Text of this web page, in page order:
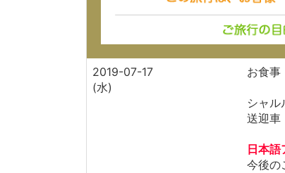
2019-07-17
(水)
お食事
シャル
送迎車
日本語
今後の